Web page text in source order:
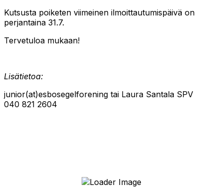
Kutsusta poiketen viimeinen ilmoittautumispäivä on
perjantaina 31.7.
Tervetuloa mukaan!
Lisätietoa:
junior(at)esbosegelforening tai Laura Santala SPV
040 821 2604